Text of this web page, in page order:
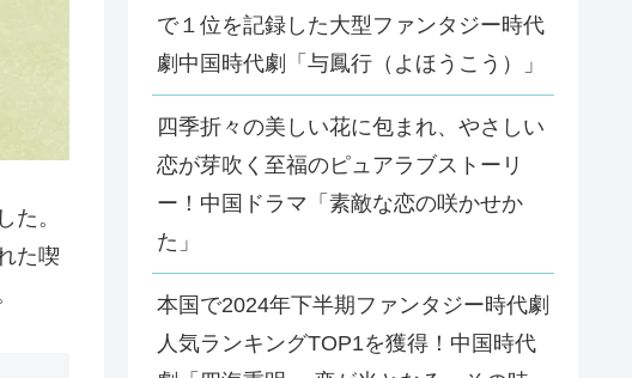
た。
た喫
で１位を記録した大型ファンタジー時代
劇中国時代劇「与鳳行（よほうこう）」
四季折々の美しい花に包まれ、やさしい
恋が芽吹く至福のピュアラブストーリ
ー！中国ドラマ「素敵な恋の咲かせか
た」
本国で2024年下半期ファンタジー時代劇
人気ランキングTOP1を獲得！中国時代